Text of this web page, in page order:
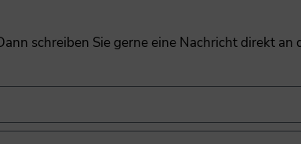
schreiben Sie gerne eine Nachricht direkt an